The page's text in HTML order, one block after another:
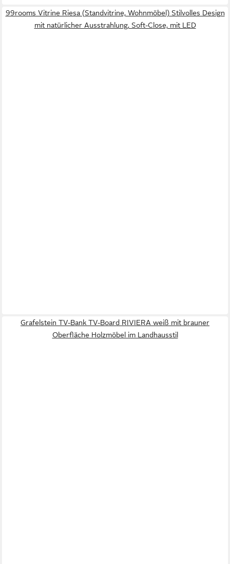
99rooms Vitrine Riesa (Standvitrine, Wohnmöbel) Stilvolles Design
mit natürlicher Ausstrahlung, Soft-Close, mit LED
Grafelstein TV-Bank TV-Board RIVIERA weiß mit brauner
Oberfläche Holzmöbel im Landhausstil